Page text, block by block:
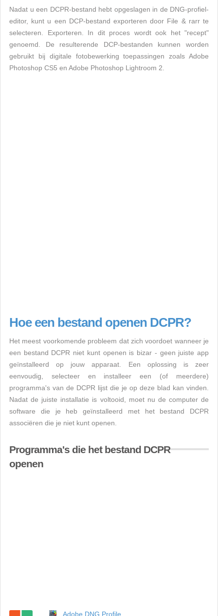
Nadat u een DCPR-bestand hebt opgeslagen in de DNG-profiel-
editor, kunt u een DCP-bestand exporteren door File & rarr te
selecteren. Exporteren. In dit proces wordt ook het "recept"
genoemd. De resulterende DCP-bestanden kunnen worden
gebruikt bij digitale fotobewerking toepassingen zoals Adobe
Photoshop CS5 en Adobe Photoshop Lightroom 2.
Hoe een bestand openen DCPR?
Het meest voorkomende probleem dat zich voordoet wanneer je
een bestand DCPR niet kunt openen is bizar - geen juiste app
geïnstalleerd op jouw apparaat. Een oplossing is zeer
eenvoudig, selecteer en installeer een (of meerdere)
programma's van de DCPR lijst die je op deze blad kan vinden.
Nadat de juiste installatie is voltooid, moet nu de computer de
software die je heb geïnstalleerd met het bestand DCPR
associëren die je niet kunt openen.
Programma's die het bestand DCPR
openen
Adobe DNG Profile